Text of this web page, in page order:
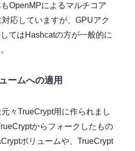
OpenMPによるマルチコア
応していますが、GPUアク
てはHashcatの方が一般的に
ームへの適用
元々TrueCrypt用に作られまし
からフォークしたもの
ボリュームや、TrueCrypt